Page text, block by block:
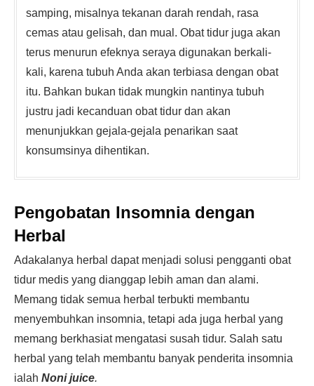
samping, misalnya tekanan darah rendah, rasa
cemas atau gelisah, dan mual. Obat tidur juga akan
terus menurun efeknya seraya digunakan berkali-
kali, karena tubuh Anda akan terbiasa dengan obat
itu. Bahkan bukan tidak mungkin nantinya tubuh
justru jadi kecanduan obat tidur dan akan
menunjukkan gejala-gejala penarikan saat
konsumsinya dihentikan.
Pengobatan Insomnia dengan
Herbal
Adakalanya herbal dapat menjadi solusi pengganti obat
tidur medis yang dianggap lebih aman dan alami.
Memang tidak semua herbal terbukti membantu
menyembuhkan insomnia, tetapi ada juga herbal yang
memang berkhasiat mengatasi susah tidur. Salah satu
herbal yang telah membantu banyak penderita insomnia
ialah Noni juice.